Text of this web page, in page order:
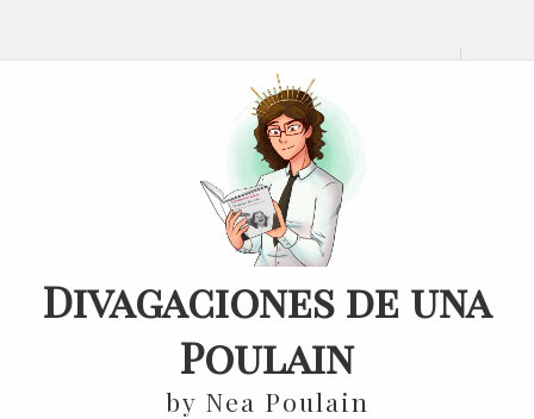
Divagaciones de una
Poulain
by Nea Poulain